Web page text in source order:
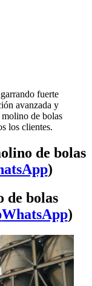
fuerte
avanzada y
de bolas
los clientes.
de bolas
)
de bolas
WhatsApp)